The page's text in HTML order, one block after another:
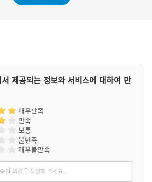
제공되는 정보와 서비스에 대하여 만
매우만족
만족
보통
불만족
매우불만족